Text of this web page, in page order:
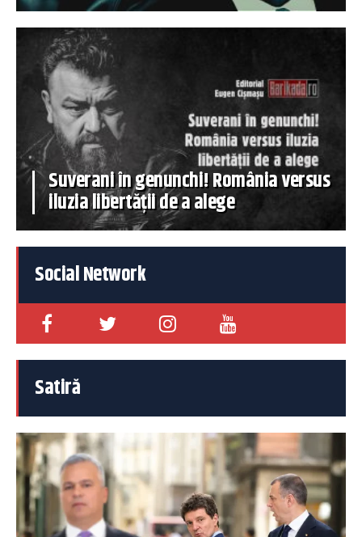
Suverani în genunchi! România versus
iluzia libertății de a alege
Social Network
Satiră